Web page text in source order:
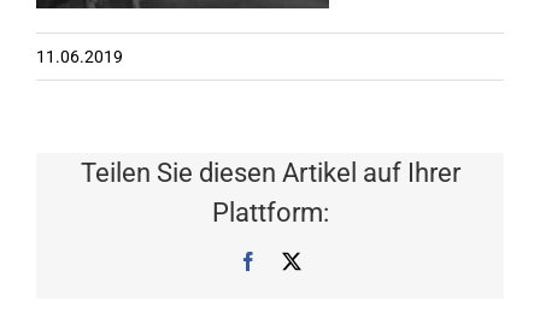
11.06.2019
Teilen Sie diesen Artikel auf Ihrer
Plattform:
Facebook